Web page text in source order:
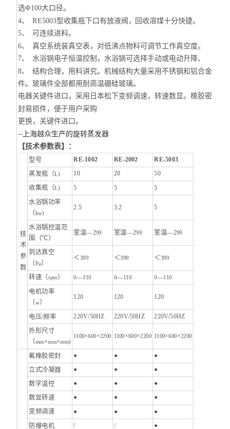
选Φ100大口径。
4、 RE5003型收集瓶下口有放液阀，回收溶煤十分快捷。
5、 可连续进料。
6、 真空系统装真空表，对低沸点物料可调节工作真空度。
7、 水浴锅电子恒温控制，水浴锅可选择手动或电动升降、
8、 结构合理，用料讲究。机械结构大量采用不锈钢和铝合金
件。玻璃件全部都用耐高温硼硅玻璃。
电器关键件进口，采用日本松下变频调速，转速数显。橡胶密
封易损件，便于用户采购
更换，关键件进口。
-- 上海越众生产的旋转蒸发器
【技术参数表】：
技
术
参
数
型号 RE-1002 RE-2002 RE-5003
蒸发瓶（L) 10 20 50
收集瓶（L) 5 5 5
水浴锅功率
（kw)
2.5 3.2 5
水浴锅控温范
围（℃）
室温—299 室温—299 室温—299
到达真空
（Pa）
＜399 ＜399 ＜399
转速（rpm） 0—110 0—110 0—110
电机功率
（w）
120 120 120
电压/频率 220V/50HZ 220V/50HZ 220V/50HZ
外形尺寸
（mm×mm×mm)
1100×600×2200 1100×600×2200 1100×600×2200
氟橡胶密封 ● ● ●
立式冷凝器 ● ● ●
数字温控 ● ● ●
数显转速 ● ● ●
变频调速 ● ● ●
防爆电机 / / ●